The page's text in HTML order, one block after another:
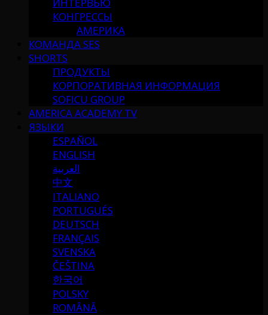
КОНГРЕССЫ
АМЕРИКА
КОМАНДА SES
SHORTS
ПРОДУКТЫ
КОРПОРАТИВНАЯ ИНФОРМАЦИЯ
SOFICU GROUP
AMERICA ACADEMY TV
ЯЗЫКИ
ESPAÑOL
ENGLISH
العربية
中文
ITALIANO
PORTUGUÉS
DEUTSCH
FRANÇAIS
SVENSKA
ČEŠTINA
한국어
POLSKY
ROMÂNĂ